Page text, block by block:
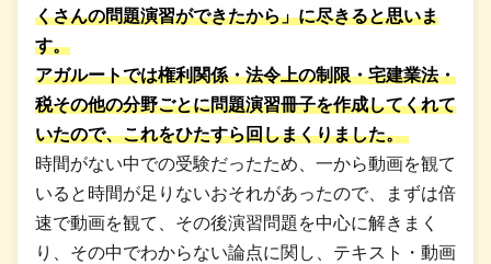
くさんの問題演習ができたから」に尽きると思いま
す。
アガルートでは権利関係・法令上の制限・宅建業法・
税その他の分野ごとに問題演習冊子を作成してくれて
いたので、これをひたすら回しまくりました。
時間がない中での受験だったため、一から動画を観て
いると時間が足りないおそれがあったので、まずは倍
速で動画を観て、その後演習問題を中心に解きまく
り、その中でわからない論点に関し、テキスト・動画